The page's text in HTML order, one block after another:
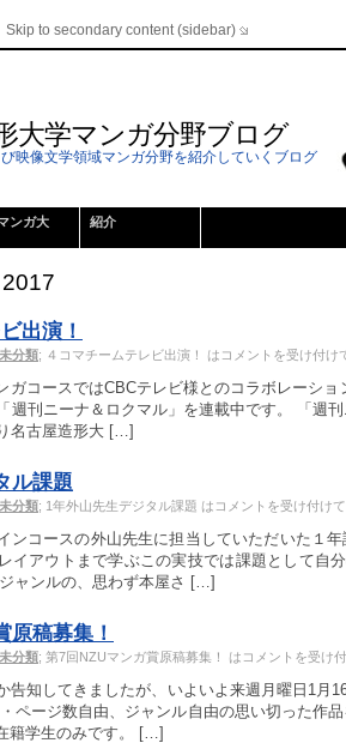
Skip to secondary content (sidebar)
大学マンガ分野ブログ
映像文学領域マンガ分野を紹介していくブログ
ンガ大
紹介
出演！
未分類; ４コマチームテレビ出演！ は コメントを受け付け
ガコースではCBCテレビ様とのコラボレーショ
週刊ニーナ＆ロクマル」を連載中です。 「週
名古屋造形大 […]
ル課題
未分類; 1年外山先生デジタル課題 は コメントを受け付けて
ンコースの外山先生に担当していただいた１
イアウトまで学ぶこの実技では課題として自
ャンルの、思わず本屋さ […]
原稿募集！
未分類; 第7回NZUマンガ賞原稿募集！ は コメントを受け
告知してきましたが、いよいよ来週月曜日1月
ページ数自由、ジャンル自由の思い切った作
籍学生のみです。 […]